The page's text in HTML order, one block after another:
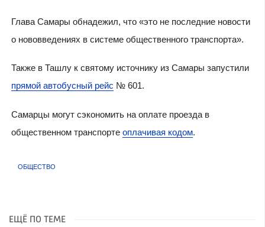
Глава Самары обнадежил, что «это не последние новости
о нововведениях в системе общественного транспорта».
Также в Ташлу к святому источнику из Самары запустили
прямой автобусный рейс № 601.
Самарцы могут сэкономить на оплате проезда в
общественном транспорте оплачивая кодом.
ОБЩЕСТВО
ЕЩЁ ПО ТЕМЕ